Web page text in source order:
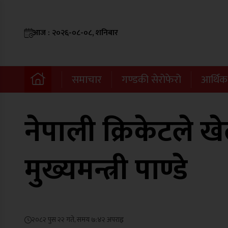
आज : २०२६-०८-०८, शनिबार
समाचार गण्डकी सेरोफेरो आर्थिक
नेपाली क्रिकेटले
मुख्यमन्त्री पाण्डे
२०८२ पुस २२ गते, समय ७:४२ अपराह्न